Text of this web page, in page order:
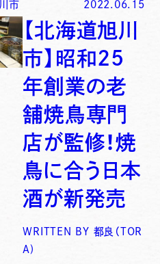
市 2022.06.15
【北海道旭川
市】昭和25
年創業の老
舗焼鳥専門
店が監修！焼
鳥に合う日本
酒が新発売
WRITTEN BY 都良（TOR
A)